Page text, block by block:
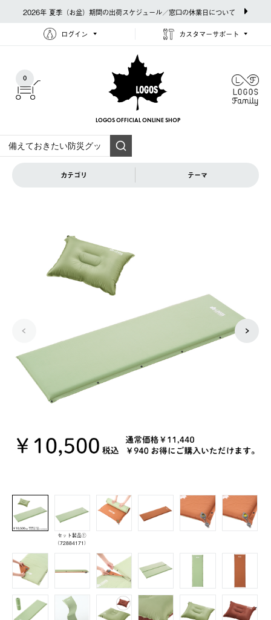
2026年 夏季（お盆）期間の出荷スケジュール／窓口の休業日について
ログイン カスタマーサポート
0
LOGOS OFFICIAL ONLINE SHOP
カテゴリ テーマ
セット製品①
（72884171）